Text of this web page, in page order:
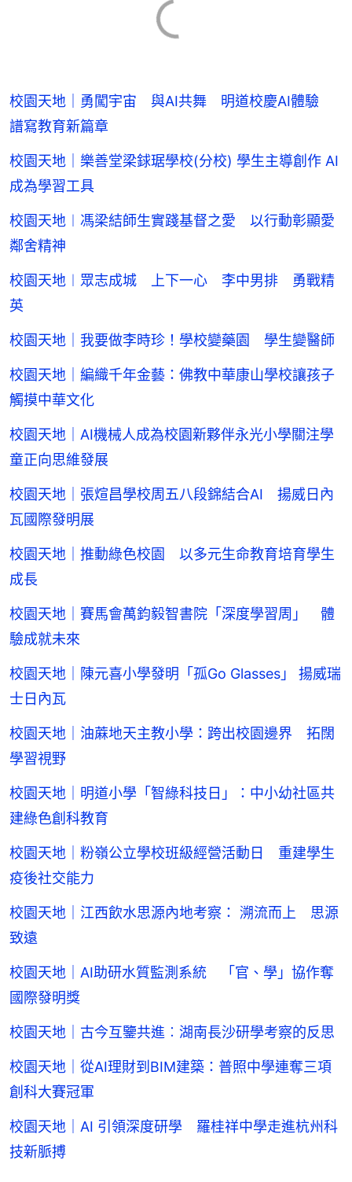
校園天地｜勇闖宇宙 與AI共舞 明道校慶AI體驗
譜寫教育新篇章
校園天地｜樂善堂梁銶琚學校(分校) 學生主導創作 AI
成為學習工具
校園天地︱馮梁結師生實踐基督之愛 以行動彰顯愛
鄰舍精神
校園天地︱眾志成城 上下一心 李中男排 勇戰精
英
校園天地｜我要做李時珍！學校變藥園 學生變醫師
校園天地｜編織千年金藝：佛教中華康山學校讓孩子
觸摸中華文化
校園天地｜AI機械人成為校園新夥伴永光小學關注學
童正向思維發展
校園天地｜張煊昌學校周五八段錦結合AI 揚威日內
瓦國際發明展
校園天地｜推動綠色校園 以多元生命教育培育學生
成長
校園天地｜賽馬會萬鈞毅智書院「深度學習周」 體
驗成就未來
校園天地｜陳元喜小學發明「孤Go Glasses」 揚威瑞
士日內瓦
校園天地｜油蔴地天主教小學：跨出校園邊界 拓闊
學習視野
校園天地｜明道小學「智綠科技日」：中小幼社區共
建綠色創科教育
校園天地｜粉嶺公立學校班級經營活動日 重建學生
疫後社交能力
校園天地｜江西飲水思源內地考察： 溯流而上 思源
致遠
校園天地｜AI助研水質監測系統 「官、學」協作奪
國際發明獎
校園天地｜古今互鑒共進︰湖南長沙研學考察的反思
校園天地｜從AI理財到BIM建築：普照中學連奪三項
創科大賽冠軍
校園天地｜AI 引領深度研學 羅桂祥中學走進杭州科
技新脈搏